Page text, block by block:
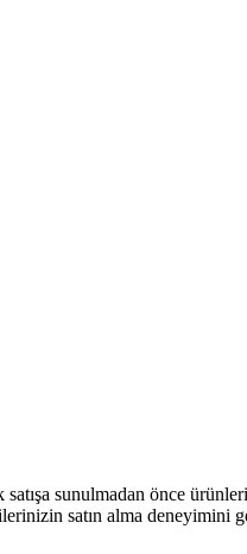
sunulmadan önce
satın alma deneyimini